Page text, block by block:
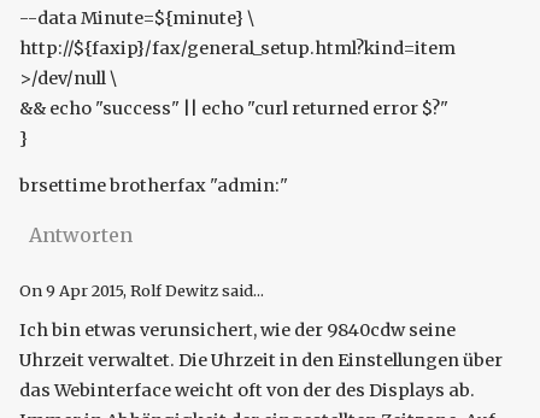
--data Minute=${minute} \
http://${faxip}/fax/general_setup.html?kind=item
>/dev/null \
&& echo "success" || echo "curl returned error $?"
}
brsettime brotherfax "admin:"
Antworten
On9 Apr 2015, Rolf Dewitz said...
Ich bin etwas verunsichert, wie der 9840cdw seine
Uhrzeit verwaltet. Die Uhrzeit in den Einstellungen über
das Webinterface weicht oft von der des Displays ab.